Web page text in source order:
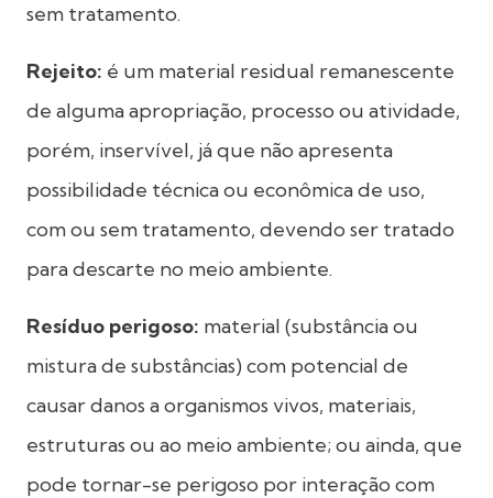
sem tratamento.
Rejeito: é um material residual remanescente
de alguma apropriação, processo ou atividade,
porém, inservível, já que não apresenta
possibilidade técnica ou econômica de uso,
com ou sem tratamento, devendo ser tratado
para descarte no meio ambiente.
Resíduo perigoso: material (substância ou
mistura de substâncias) com potencial de
causar danos a organismos vivos, materiais,
estruturas ou ao meio ambiente; ou ainda, que
pode tornar-se perigoso por interação com